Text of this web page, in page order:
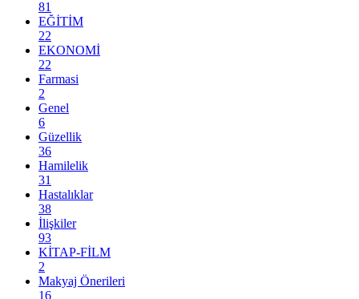
81
EĞİTİM
22
EKONOMİ
22
Farmasi
2
Genel
6
Güzellik
36
Hamilelik
31
Hastalıklar
38
İlişkiler
93
KİTAP-FİLM
2
Makyaj Önerileri
16